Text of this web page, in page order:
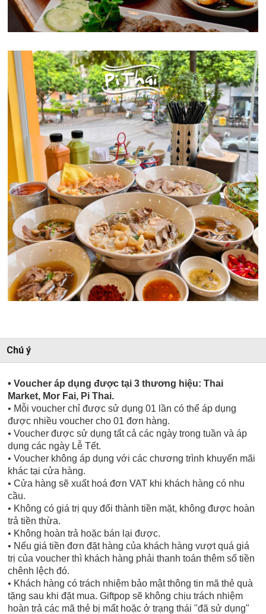
Chú ý
• Voucher áp dụng được tại 3 thương hiệu: Thai
Market, Mor Fai, Pi Thai.
• Mỗi voucher chỉ được sử dụng 01 lần có thể áp dụng
được nhiều voucher cho 01 đơn hàng.
• Voucher được sử dụng tất cả các ngày trong tuần và áp
dụng các ngày Lễ Tết.
• Voucher không áp dụng với các chương trình khuyến mãi
khác tại cửa hàng.
• Cửa hàng sẽ xuất hoá đơn VAT khi khách hàng có nhu
cầu.
• Không có giá trị quy đổi thành tiền mặt, không được hoàn
trả tiền thừa.
• Không hoàn trả hoặc bán lại được.
• Nếu giá tiền đơn đặt hàng của khách hàng vượt quá giá
trị của voucher thì khách hàng phải thanh toán thêm số tiền
chênh lệch đó.
• Khách hàng có trách nhiệm bảo mật thông tin mã thẻ quà
tặng sau khi đặt mua. Giftpop sẽ không chịu trách nhiệm
hoàn trả các mã thẻ bị mất hoặc ở trạng thái "đã sử dụng"